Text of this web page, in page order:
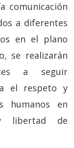
comunicación
a diferentes
en el plano
se realizarán
a seguir
el respeto y
humanos en
libertad de